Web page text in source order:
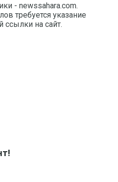
- newssahara.com.
требуется указание
ссылки на сайт.